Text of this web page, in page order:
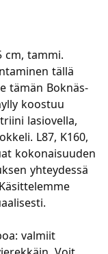
cm, tammi.
tällä
tämän Boknäs-
koostuu
lasiovella,
L87, K160,
kokonaisuuden
yhteydessä
valmiit